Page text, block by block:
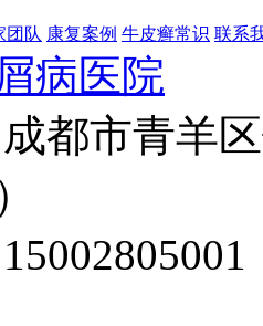
团队 康复案例 牛皮癣常识 联系
病医院
都市青羊